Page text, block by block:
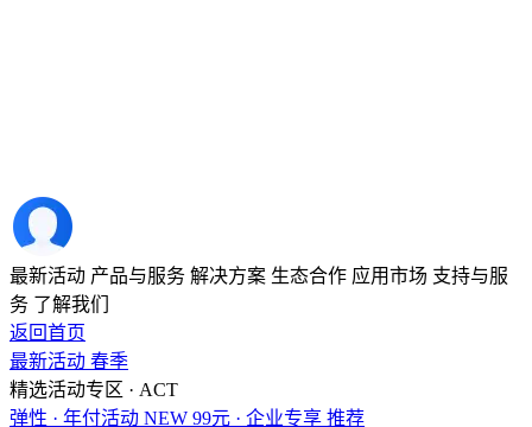
最新活动 产品与服务 解决方案 生态合作 应用市场 支持与服
务 了解我们
返回首页
最新活动 春季
精选活动专区 · ACT
弹性 · 年付活动 NEW 99元 · 企业专享 推荐